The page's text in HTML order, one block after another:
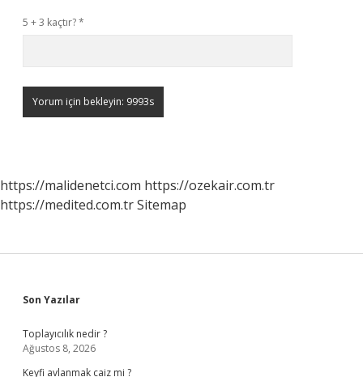
5 + 3 kaçtır?*
https://malidenetci.com https://ozekair.com.tr
https://medited.com.trSitemap
Sidebar
Son Yazılar
Toplayıcılık nedir ?
Ağustos 8, 2026
Keyfi avlanmak caiz mi ?